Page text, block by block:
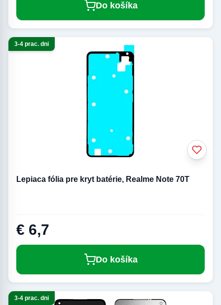
Do košíka
3-4 prac. dni
Lepiaca fólia pre kryt batérie, Realme Note 70T
€ 6,7
Do košíka
3-4 prac. dni